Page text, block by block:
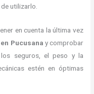
utilizarlo.
en cuenta la última vez
en Pucusana y comprobar
seguros, el peso y la
estén en óptimas